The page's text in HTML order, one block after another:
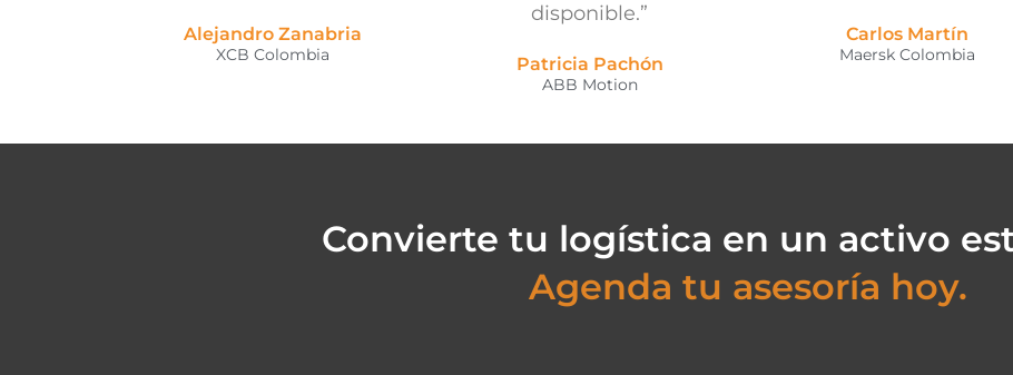
Alejandro Zanabria
XCB Colombia
disponible.”
Patricia Pachón
ABB Motion
Carlos Martín
Maersk Colombia
Convierte tu logística en un activo
Agenda tu asesoría hoy.